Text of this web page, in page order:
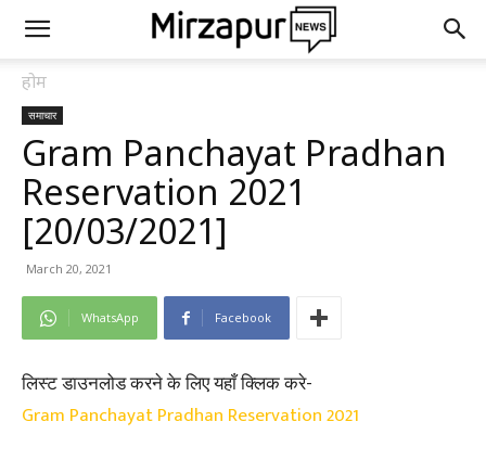
होम
समाचार
Gram Panchayat Pradhan
Reservation 2021
[20/03/2021]
March 20, 2021
WhatsApp Facebook
लिस्ट डाउनलोड करने के लिए यहाँ क्लिक करे-
Gram Panchayat Pradhan Reservation 2021